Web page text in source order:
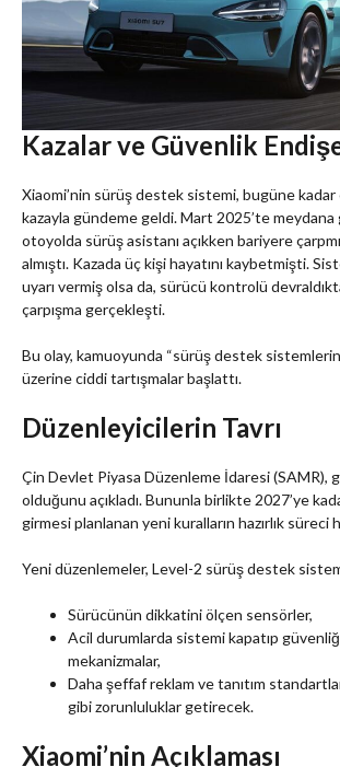
Kazalar ve Güvenlik
Xiaomi’nin sürüş destek sistemi, bugüne kadar
kazayla gündeme geldi. Mart 2025’te meydana
otoyolda sürüş asistanı açıkken bariyere
almıştı. Kazada üç kişi hayatını kaybetmişti.
uyarı vermiş olsa da, sürücü kontrolü
çarpışma gerçekleşti.
Bu olay, kamuoyunda “sürüş destek
üzerine ciddi tartışmalar başlattı.
Düzenleyicilerin Tavrı
Çin Devlet Piyasa Düzenleme İdaresi (SAMR),
olduğunu açıkladı. Bununla birlikte 2027’ye
girmesi planlanan yeni kuralların hazırlık süreci
Yeni düzenlemeler, Level-2 sürüş destek
Sürücünün dikkatini ölçen sensörler,
Acil durumlarda sistemi kapatıp
mekanizmalar,
Daha şeffaf reklam ve tanıtım
gibi zorunluluklar getirecek.
Xiaomi’nin Açıklaması